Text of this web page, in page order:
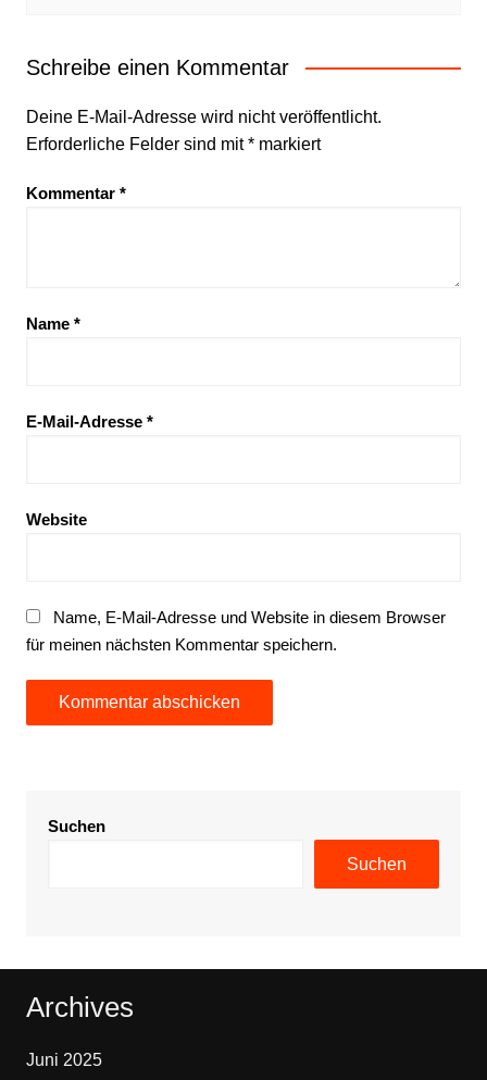
Schreibe einen Kommentar
Deine E-Mail-Adresse wird nicht veröffentlicht.
Erforderliche Felder sind mit*markiert
Kommentar *
Name *
E-Mail-Adresse *
Website
Name, E-Mail-Adresse und Website in diesem Browser
für meinen nächsten Kommentar speichern.
Suchen
Suchen
Archives
Juni 2025